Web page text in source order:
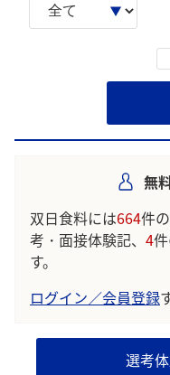
無
双日食料には664件
考・面接体験記、 4
す。
ログイン／会員登録
選考